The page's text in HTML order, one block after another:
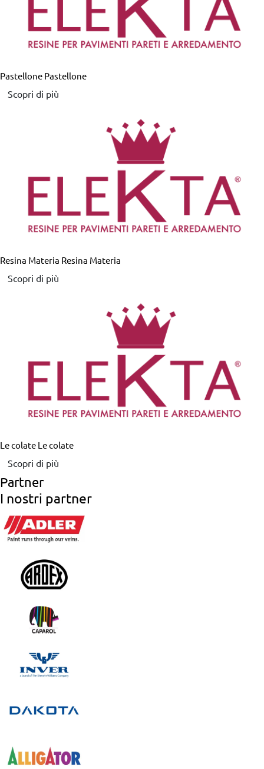
Pastellone Pastellone
Scopri di più
Resina Materia Resina Materia
Scopri di più
Le colate Le colate
Scopri di più
Partner
I nostri partner